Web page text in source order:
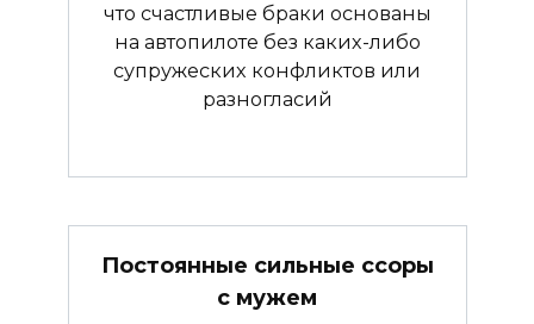
что счастливые браки основаны
на автопилоте без каких-либо
супружеских конфликтов или
разногласий
Постоянные сильные ссоры
с мужем